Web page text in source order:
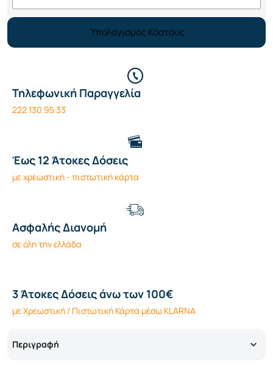
Υπολογισμός Κόστους
Τηλεφωνική Παραγγελία
222 130 95 33
Έως 12 Άτοκες Δόσεις
με χρεωστική - πιστωτική κάρτα
Ασφαλής Διανομή
σε όλη την ελλάδα
3 Άτοκες Δόσεις άνω των 100€
με Χρεωστική / Πιστωτική Κάρτα μέσω KLARNA
Περιγραφή